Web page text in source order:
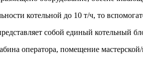
котельной до 10 т/ч, то
собой единый котельный
оператора, помещение мастерской/